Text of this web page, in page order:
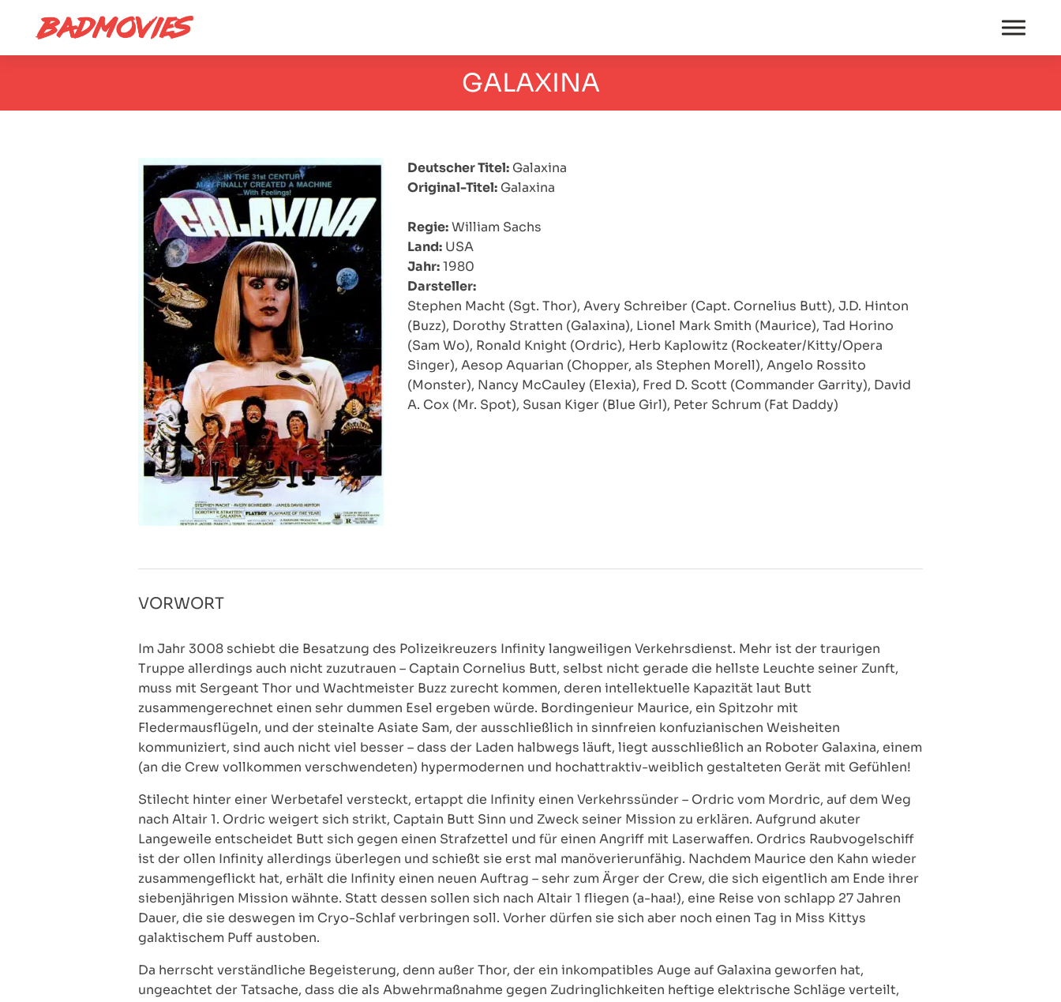
GALAXINA
Deutscher Titel: Galaxina
Original-Titel: Galaxina
Regie:William Sachs
Land: USA
Jahr:1980
Darsteller:
Stephen Macht (Sgt. Thor), Avery Schreiber (Capt. Cornelius Butt), J.D. Hinton
(Buzz), Dorothy Stratten (Galaxina), Lionel Mark Smith (Maurice), Tad Horino
(Sam Wo), Ronald Knight (Ordric), Herb Kaplowitz (Rockeater/Kitty/Opera
Singer), Aesop Aquarian (Chopper, als Stephen Morell), Angelo Rossito
(Monster), Nancy McCauley (Elexia), Fred D. Scott (Commander Garrity), David
A. Cox (Mr. Spot), Susan Kiger (Blue Girl), Peter Schrum (Fat Daddy)
VORWORT
Im Jahr 3008 schiebt die Besatzung des Polizeikreuzers Infinity langweiligen Verkehrsdienst. Mehr ist der traurigen
Truppe allerdings auch nicht zuzutrauen – Captain Cornelius Butt, selbst nicht gerade die hellste Leuchte seiner Zunft,
muss mit Sergeant Thor und Wachtmeister Buzz zurecht kommen, deren intellektuelle Kapazität laut Butt
zusammengerechnet einen sehr dummen Esel ergeben würde. Bordingenieur Maurice, ein Spitzohr mit
Fledermausflügeln, und der steinalte Asiate Sam, der ausschließlich in sinnfreien konfuzianischen Weisheiten
kommuniziert, sind auch nicht viel besser – dass der Laden halbwegs läuft, liegt ausschließlich an Roboter Galaxina, einem
(an die Crew vollkommen verschwendeten) hypermodernen und hochattraktiv-weiblich gestalteten Gerät mit Gefühlen!
Stilecht hinter einer Werbetafel versteckt, ertappt die Infinity einen Verkehrssünder – Ordric vom Mordric, auf dem Weg
nach Altair 1. Ordric weigert sich strikt, Captain Butt Sinn und Zweck seiner Mission zu erklären. Aufgrund akuter
Langeweile entscheidet Butt sich gegen einen Strafzettel und für einen Angriff mit Laserwaffen. Ordrics Raubvogelschiff
ist der ollen Infinity allerdings überlegen und schießt sie erst mal manöverierunfähig. Nachdem Maurice den Kahn wieder
zusammengeflickt hat, erhält die Infinity einen neuen Auftrag – sehr zum Ärger der Crew, die sich eigentlich am Ende ihrer
siebenjährigen Mission wähnte. Statt dessen sollen sich nach Altair 1 fliegen (a-haa!), eine Reise von schlapp 27 Jahren
Dauer, die sie deswegen im Cryo-Schlaf verbringen soll. Vorher dürfen sie sich aber noch einen Tag in Miss Kittys
galaktischem Puff austoben.
Da herrscht verständliche Begeisterung, denn außer Thor, der ein inkompatibles Auge auf Galaxina geworfen hat,
ungeachtet der Tatsache, dass die als Abwehrmaßnahme gegen Zudringlichkeiten heftige elektrische Schläge verteilt,